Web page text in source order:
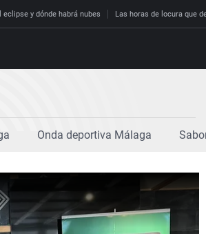
y dónde habrá nubes Las horas de locura que
Onda deportiva Málaga